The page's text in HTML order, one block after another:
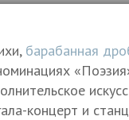
барабанная
концерт и